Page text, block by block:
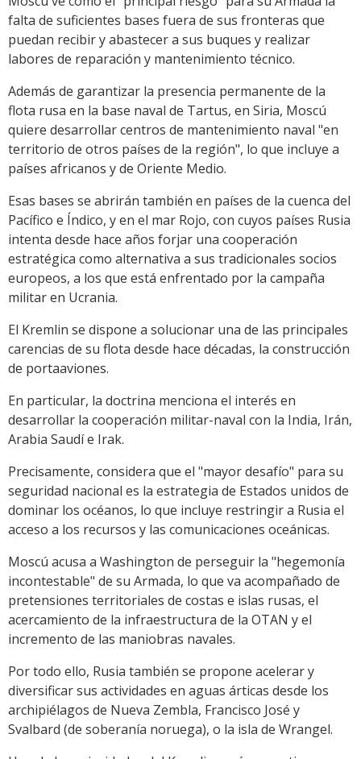
falta de suficientes bases fuera de sus fronteras que
puedan recibir y abastecer a sus buques y realizar
labores de reparación y mantenimiento técnico.
Además de garantizar la presencia permanente de la
flota rusa en la base naval de Tartus, en Siria, Moscú
quiere desarrollar centros de mantenimiento naval "en
territorio de otros países de la región", lo que incluye a
países africanos y de Oriente Medio.
Esas bases se abrirán también en países de la cuenca del
Pacífico e Índico, y en el mar Rojo, con cuyos países Rusia
intenta desde hace años forjar una cooperación
estratégica como alternativa a sus tradicionales socios
europeos, a los que está enfrentado por la campaña
militar en Ucrania.
El Kremlin se dispone a solucionar una de las principales
carencias de su flota desde hace décadas, la construcción
de portaaviones.
En particular, la doctrina menciona el interés en
desarrollar la cooperación militar-naval con la India, Irán,
Arabia Saudí e Irak.
Precisamente, considera que el "mayor desafío" para su
seguridad nacional es la estrategia de Estados unidos de
dominar los océanos, lo que incluye restringir a Rusia el
acceso a los recursos y las comunicaciones oceánicas.
Moscú acusa a Washington de perseguir la "hegemonía
incontestable" de su Armada, lo que va acompañado de
pretensiones territoriales de costas e islas rusas, el
acercamiento de la infraestructura de la OTAN y el
incremento de las maniobras navales.
Por todo ello, Rusia también se propone acelerar y
diversificar sus actividades en aguas árticas desde los
archipiélagos de Nueva Zembla, Francisco José y
Svalbard (de soberanía noruega), o la isla de Wrangel.